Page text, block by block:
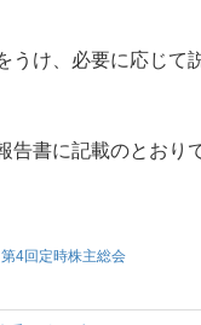
うけ、必要に応じて
書に記載のとおり
第4回定時株主総会